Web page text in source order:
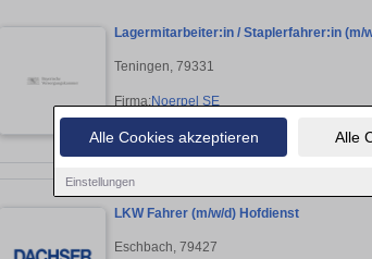
Alle Cookies akzeptieren Alle
Einstellungen
Lagermitarbeiter:in / Staplerfahrer:in (m/
Teningen, 79331
Firma:Noerpel SE
LKW Fahrer (m/w/d) Hofdienst
Eschbach, 79427